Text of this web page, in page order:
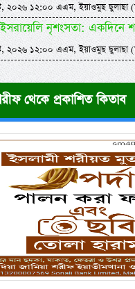
২০২৬ ১২:০০ এএম, ইয়াওমুছ ছুলাছা
নৃশংসতা: একদিনে
২০২৬ ১২:০০ এএম, ইয়াওমুছ ছুলাছা
থেকে প্রকাশিত কিতাব